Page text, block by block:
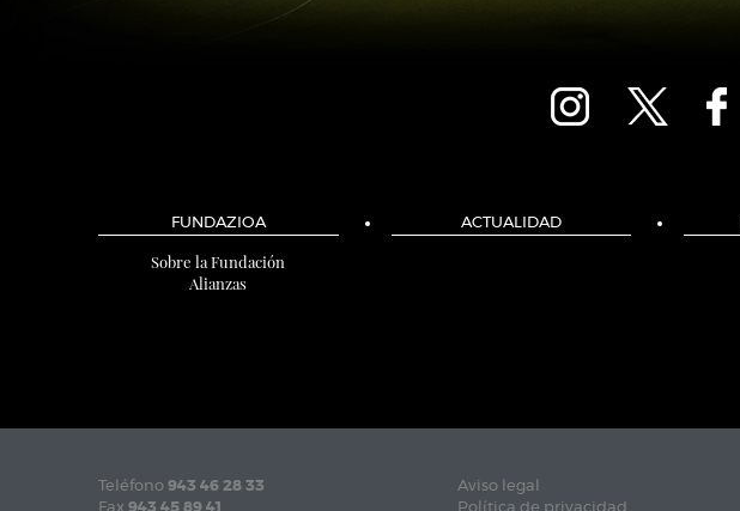
FUNDAZIOA
Sobre la Fundación
Alianzas
ACTUALIDAD
Teléfono 943 46 28 33
Fax 943 45 89 41
Aviso legal
Política de privacidad